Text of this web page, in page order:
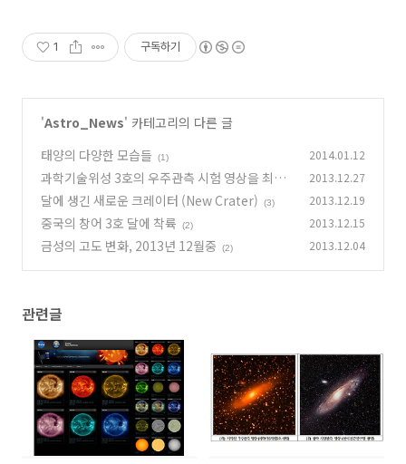
1 구독하기
'Astro_News' 카테고리의 다른 글
태양의 다양한 모습들
(1) 2014.01.12
과학기술위성 3호의 우주관측 시험 영상을 최초
로 공개
(0)
2013.12.27
달에 생긴 새로운 크레이터 (New Crater) (3) 2013.12.19
중국의 창어 3호 달에 착륙 (2) 2013.12.15
금성의 고도 변화, 2013년 12월중 (2) 2013.12.04
관련글